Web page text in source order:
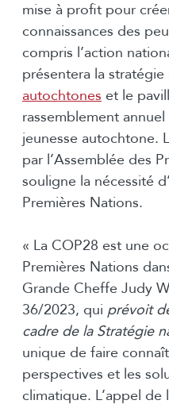
mise à profit pour
connaissances des
compris l’action
présentera la
autochtones et le
rassemblement
jeunesse autochtone.
par l’Assemblée des
souligne la nécessité
Premières Nations.
« La COP28 est une
Premières Nations
Grande Cheffe Judy
36/2023, qui prévoit
cadre de la Stratégie
unique de faire
perspectives et les
climatique. L’appel